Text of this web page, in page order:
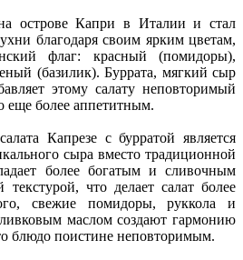
острове Капри в Италии и стал
благодаря своим ярким цветам,
флаг: красный (помидоры),
(базилик). Буррата, мягкий сыр
этому салату неповторимый
еще более аппетитным.
Капрезе с бурратой является
сыра вместо традиционной
более богатым и сливочным
что делает салат более
свежие помидоры, руккола и
маслом создают гармонию
блюдо поистине неповторимым.